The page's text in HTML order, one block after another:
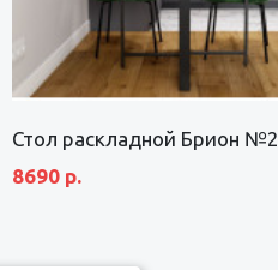
Стол раскладной Брион №2
8690 р.